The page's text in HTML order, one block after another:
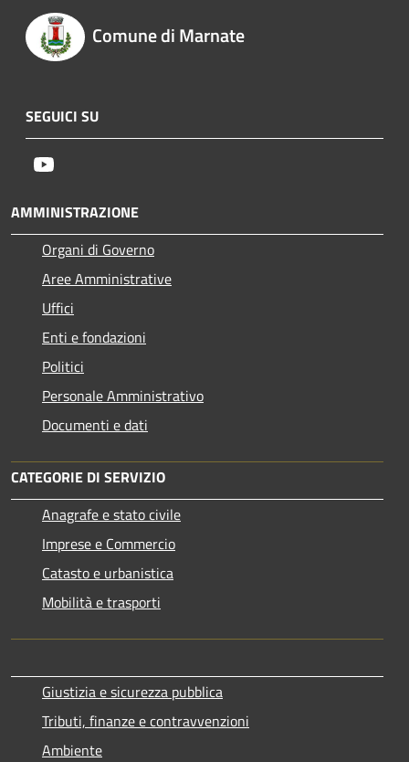
Comune di Marnate
SEGUICI SU
AMMINISTRAZIONE
Organi di Governo
Aree Amministrative
Uffici
Enti e fondazioni
Politici
Personale Amministrativo
Documenti e dati
CATEGORIE DI SERVIZIO
Anagrafe e stato civile
Imprese e Commercio
Catasto e urbanistica
Mobilità e trasporti
Giustizia e sicurezza pubblica
Tributi, finanze e contravvenzioni
Ambiente